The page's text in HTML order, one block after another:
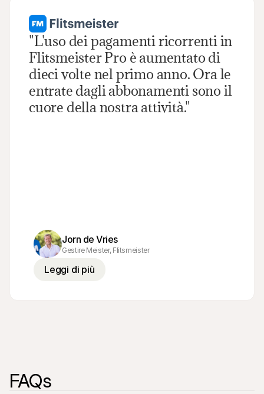
"L'uso dei pagamenti ricorrenti in
Flitsmeister Pro è aumentato di
dieci volte nel primo anno. Ora le
entrate dagli abbonamenti sono il
cuore della nostra attività."
Jorn de Vries
Gestire Meister, Flitsmeister
Leggi di più
FAQs